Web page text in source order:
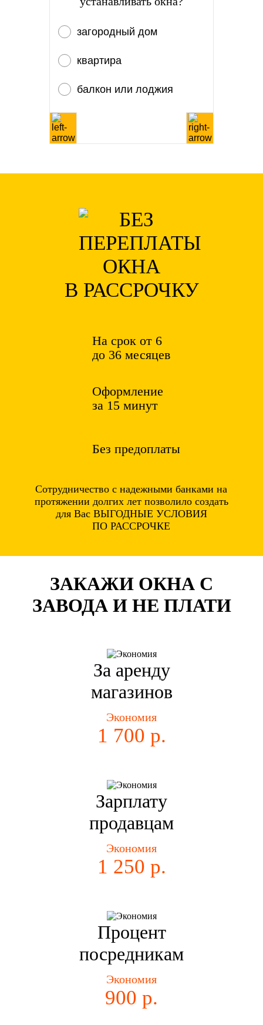
загородный дом
квартира
балкон или лоджия
ОКНА
В РАССРОЧКУ
На срок от 6
до 36 месяцев
Оформление
за 15 минут
Без предоплаты
Сотрудничество с надежными банками на
протяжении долгих лет позволило создать
для Вас ВЫГОДНЫЕ УСЛОВИЯ
ПО РАССРОЧКЕ
ЗАКАЖИ ОКНА С
ЗАВОДА И НЕ ПЛАТИ
За аренду
магазинов
Экономия
1 700 р.
Зарплату
продавцам
Экономия
1 250 р.
Процент
посредникам
Экономия
900 р.